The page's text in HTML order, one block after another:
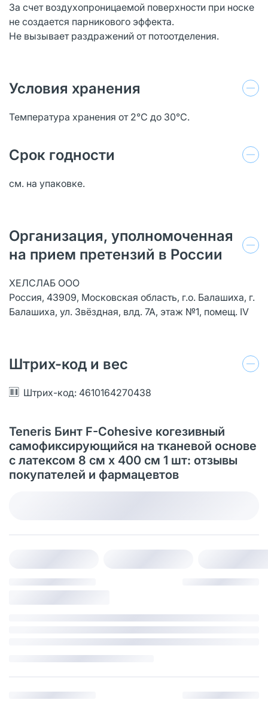
За счет воздухопроницаемой поверхности при носке
не создается парникового эффекта.
Не вызывает раздражений от потоотделения.
Условия хранения
Температура хранения от 2℃ до 30℃.
Срок годности
см. на упаковке.
Организация, уполномоченная
на прием претензий в России
ХЕЛСЛАБ ООО
Россия, 43909, Московская область, г.о. Балашиха, г.
Балашиха, ул. Звёздная, влд. 7А, этаж №1, помещ. IV
Штрих-код и вес
Штрих-код: 4610164270438
Teneris Бинт F-Cohesive когезивный
самофиксирующийся на тканевой основе
с латексом 8 см х 400 см 1 шт: отзывы
покупателей и фармацевтов